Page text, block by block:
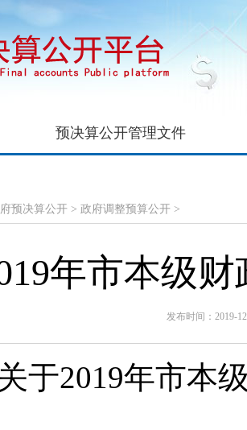
预决算公开管理文件
预决算公开 > 政府调整预算公开 >
年市本级
发布时间：2019-
关于2019年市本